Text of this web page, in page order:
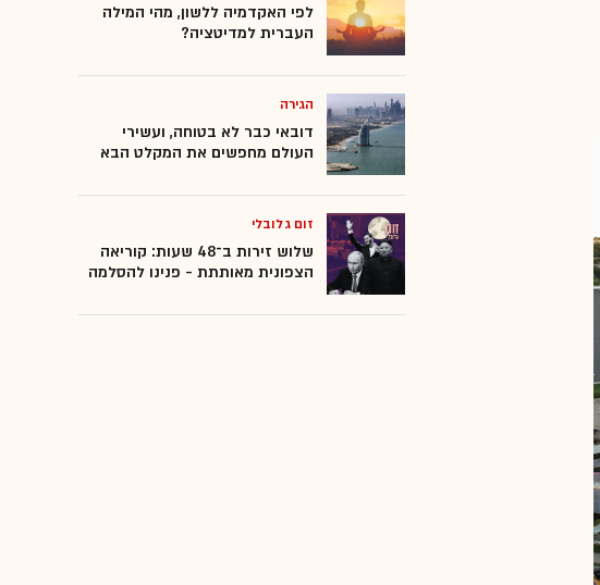
לפי האקדמיה ללשון, מהי המילה
העברית למדיטציה?
הגירה
דובאי כבר לא בטוחה, ועשירי
העולם מחפשים את המקלט הבא
זום גלובלי
שלוש זירות ב־48 שעות: קוריאה
הצפונית מאותתת - פנינו להסלמה